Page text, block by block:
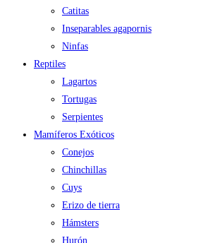
Catitas
Inseparables agapornis
Ninfas
Reptiles
Lagartos
Tortugas
Serpientes
Mamíferos Exóticos
Conejos
Chinchillas
Cuys
Erizo de tierra
Hámsters
Hurón